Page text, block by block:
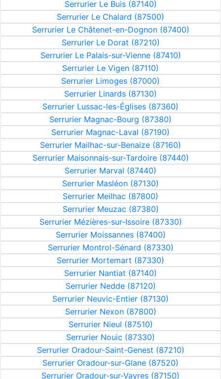
Serrurier Le Buis (87140)
Serrurier Le Chalard (87500)
Serrurier Le Châtenet-en-Dognon (87400)
Serrurier Le Dorat (87210)
Serrurier Le Palais-sur-Vienne (87410)
Serrurier Le Vigen (87110)
Serrurier Limoges (87000)
Serrurier Linards (87130)
Serrurier Lussac-les-Églises (87360)
Serrurier Magnac-Bourg (87380)
Serrurier Magnac-Laval (87190)
Serrurier Mailhac-sur-Benaize (87160)
Serrurier Maisonnais-sur-Tardoire (87440)
Serrurier Marval (87440)
Serrurier Masléon (87130)
Serrurier Meilhac (87800)
Serrurier Meuzac (87380)
Serrurier Mézières-sur-Issoire (87330)
Serrurier Moissannes (87400)
Serrurier Montrol-Sénard (87330)
Serrurier Mortemart (87330)
Serrurier Nantiat (87140)
Serrurier Nedde (87120)
Serrurier Neuvic-Entier (87130)
Serrurier Nexon (87800)
Serrurier Nieul (87510)
Serrurier Nouic (87330)
Serrurier Oradour-Saint-Genest (87210)
Serrurier Oradour-sur-Glane (87520)
Serrurier Oradour-sur-Vayres (87150)